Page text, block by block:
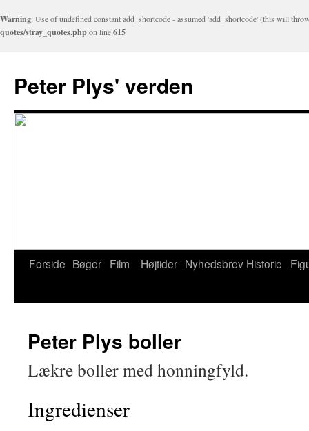
Warning: Use of undefined constant add_shortcode - assumed 'add_shortcode' (this will
quotes/stray_quotes.phpon line615
Peter Plys' verden
Forside Bøger Film Højtider Nyhedsbrev Historie
Peter Plys boller
Lækre boller med honningfyld.
Ingredienser